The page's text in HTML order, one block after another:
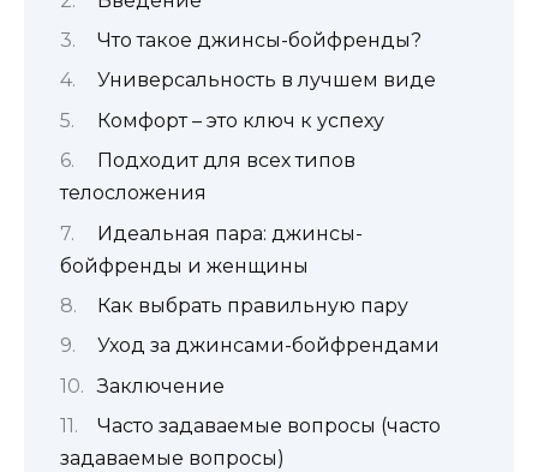
Что такое джинсы-бойфренды?
Универсальность в лучшем виде
Комфорт – это ключ к успеху
Подходит для всех типов
телосложения
Идеальная пара: джинсы-
бойфренды и женщины
Как выбрать правильную пару
Уход за джинсами-бойфрендами
Заключение
Часто задаваемые вопросы (часто
задаваемые вопросы)